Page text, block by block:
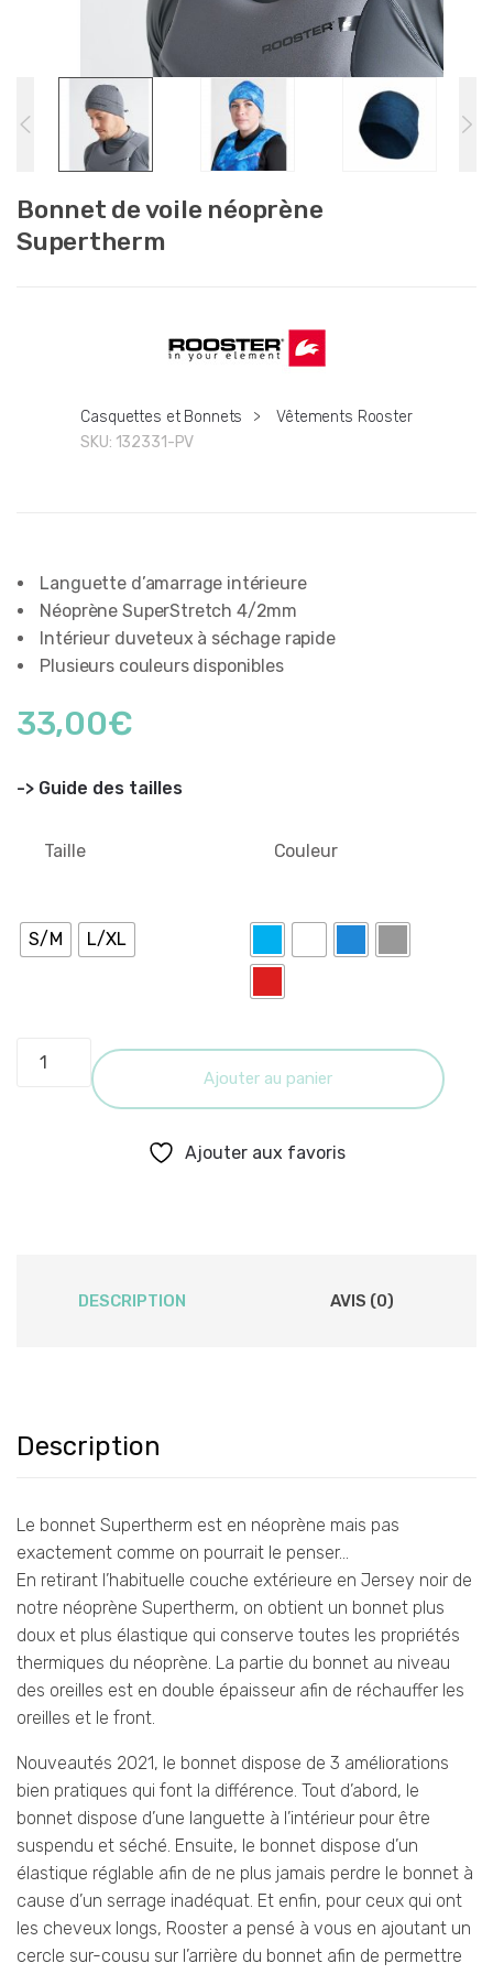
Bonnet de voile néoprène
Supertherm
Casquettes et Bonnets >
Vêtements Rooster
SKU: 132331-PV
Languette d’amarrage intérieure
Néoprène SuperStretch 4/2mm
Intérieur duveteux à séchage rapide
Plusieurs couleurs disponibles
33,00€
-> Guide des tailles
Taille
S/M L/XL
Couleur
Bonnet
Supertherm
Ajouter au panier
Ajouter aux favoris
DESCRIPTION AVIS (0)
Description
Le bonnet Supertherm est en néoprène mais pas
exactement comme on pourrait le penser…
En retirant l’habituelle couche extérieure en Jersey noir de
notre néoprène Supertherm, on obtient un bonnet plus
doux et plus élastique qui conserve toutes les propriétés
thermiques du néoprène. La partie du bonnet au niveau
des oreilles est en double épaisseur afin de réchauffer les
oreilles et le front.
Nouveautés 2021, le bonnet dispose de 3 améliorations
bien pratiques qui font la différence. Tout d’abord, le
bonnet dispose d’une languette à l’intérieur pour être
suspendu et séché. Ensuite, le bonnet dispose d’un
élastique réglable afin de ne plus jamais perdre le bonnet à
cause d’un serrage inadéquat. Et enfin, pour ceux qui ont
les cheveux longs, Rooster a pensé à vous en ajoutant un
cercle sur-cousu sur l’arrière du bonnet afin de permettre